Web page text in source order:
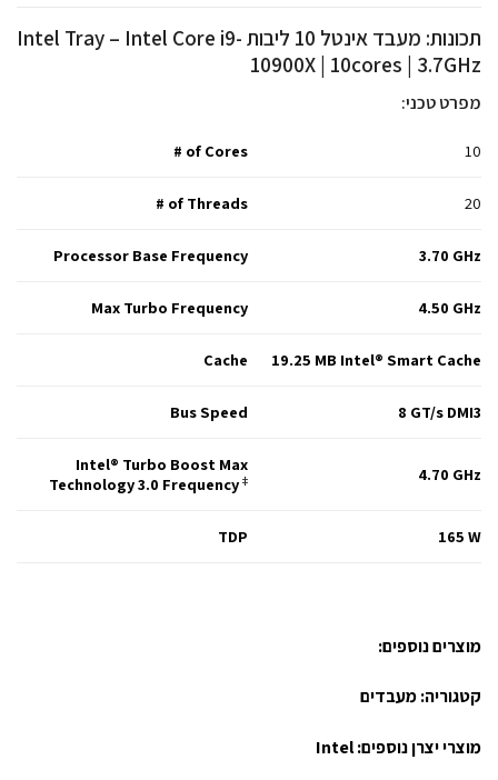
תכונות: מעבד אינטל 10 ליבות Intel Tray – Intel Core i9-
10900X | 10cores | 3.7GHz
מפרט טכני:
10
# of Cores
20
# of Threads
3.70 GHz
Processor Base Frequency
4.50 GHz
Max Turbo Frequency
19.25 MB Intel® Smart Cache
Cache
8 GT/s DMI3
Bus Speed
4.70 GHz
Intel® Turbo Boost Max
Technology 3.0 Frequency ‡
165 W
TDP
מוצרים נוספים:
קטגוריה:מעבדים
מוצרי יצרן נוספים:Intel